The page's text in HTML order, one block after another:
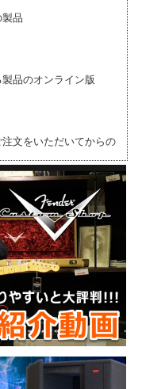
品
品のオンライン版
文をいただいてからの